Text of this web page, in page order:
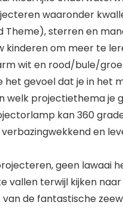
waaronder
Theme), sterren en
kinderen om meer te
wit en rood/bule/
gevoel dat je in het
welk projectiethema je
kan 360
en
geen lawaai
vallen terwijl kijken naar
de fantastische